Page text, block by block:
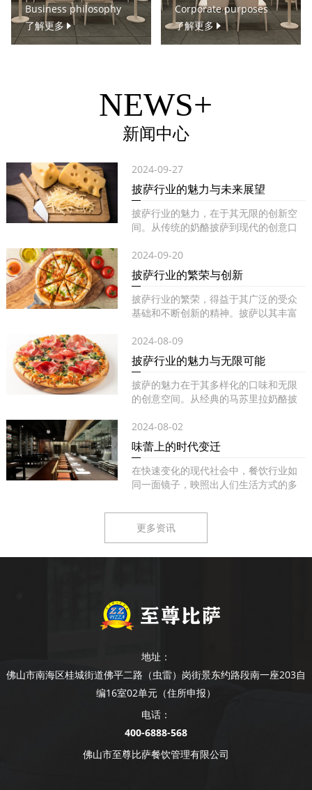
Business philosophy
了解更多
Corporate purposes
了解更多
NEWS+
新闻中心
2024-09-27
披萨行业的魅力与未来展望
披萨行业的魅力，在于其无限的创新空
间。从传统的奶酪披萨到现代的创意口
2024-09-20
披萨行业的繁荣与创新
披萨行业的繁荣，得益于其广泛的受众
基础和不断创新的精神。披萨以其丰富
2024-08-09
披萨行业的魅力与无限可能
披萨的魅力在于其多样化的口味和无限
的创意空间。从经典的马苏里拉奶酪披
2024-08-02
味蕾上的时代变迁
在快速变化的现代社会中，餐饮行业如
同一面镜子，映照出人们生活方式的多
更多资讯
地址：
佛山市南海区桂城街道佛平二路（虫雷）岗街景东约路段南一座203自
编16室02单元（住所申报）
电话：
400-6888-568
佛山市至尊比萨餐饮管理有限公司